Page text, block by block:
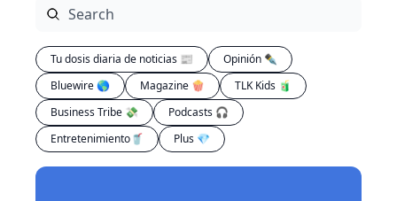
Tu dosis diaria de noticias 📰
Opinión ✒️
Bluewire 🌎
Magazine 🍿
TLK Kids 🧃
Business Tribe 💸
Podcasts 🎧
Entretenimiento🥤
Plus 💎